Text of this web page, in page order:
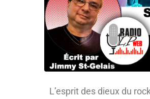
L’esprit des dieux du